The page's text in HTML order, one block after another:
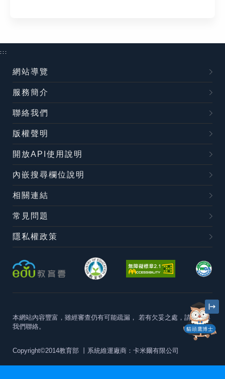
貓頭鷹博士
:::
網站導覽
服務簡介
聯絡我們
版權聲明
開放API使用說明
內嵌搜尋欄位說明
相關連結
常見問題
隱私權政策
本網站內容豐富，雖經審查仍有可能疏漏， 若有欠妥之處，請隨時與
我們聯絡。
Copyright©2014教育部 丨系統維運廠商：卡米爾有限公司